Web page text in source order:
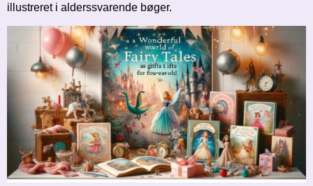
illustreret i alderssvarende bøger.